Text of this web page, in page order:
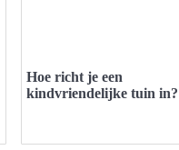
Hoe richt je een
kindvriendelijke tuin in?